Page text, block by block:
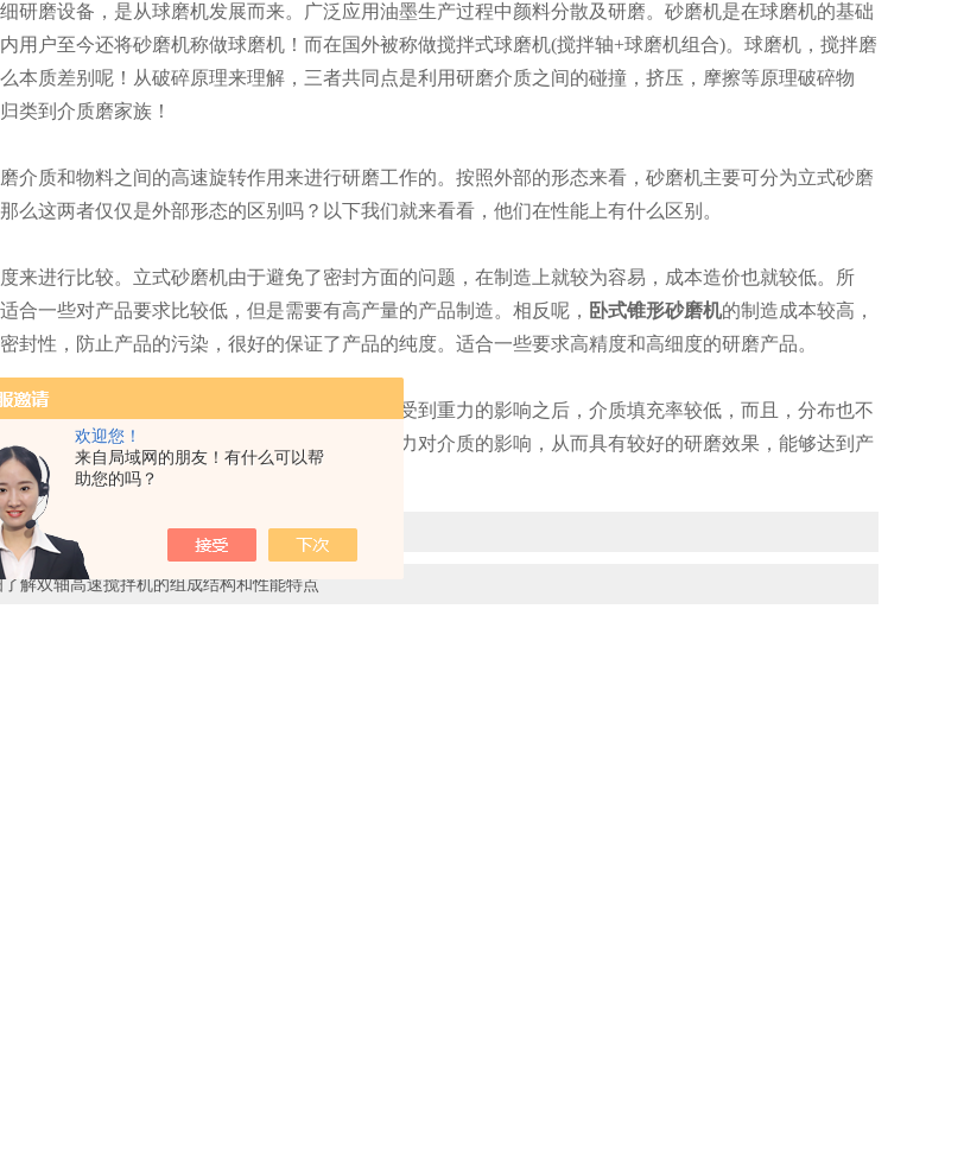
欢迎您！
来自局域网的朋友！有什么可以帮
助您的吗？
磨设备，是从球磨机发展而来。广泛应用油墨生产过程中颜料分散及研磨。砂磨机是在球磨机的基础
用户至今还将砂磨机称做球磨机！而在国外被称做搅拌式球磨机(搅拌轴+球磨机组合)。球磨机，搅拌磨
本质差别呢！从破碎原理来理解，三者共同点是利用研磨介质之间的碰撞，挤压，摩擦等原理破碎物
类到介质磨家族！
质和物料之间的高速旋转作用来进行研磨工作的。按照外部的形态来看，砂磨机主要可分为立式砂磨
么这两者仅仅是外部形态的区别吗？以下我们就来看看，他们在性能上有什么区别。
进行比较。立式砂磨机由于避免了密封方面的问题，在制造上就较为容易，成本造价也就较低。所
合一些对产品要求比较低，但是需要有高产量的产品制造。相反呢， 卧式锥形砂磨机的制造成本较高，
封性，防止产品的污染，很好的保证了产品的纯度。适合一些要求高精度和高细度的研磨产品。
面来看。立式砂磨机的磨腔内的研磨介质在受到重力的影响之后，介质填充率较低，而且，分布也不
理想。但是卧式锥形砂磨机
就能很好的克服重力对介质的影响，从而具有较好的研磨效果，能够达到产
散机可广泛用于涂料工业!快来试试吧.
解双轴高速搅拌机的组成结构和性能特点